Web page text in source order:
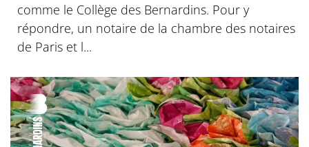
comme le Collège des Bernardins. Pour y
répondre, un notaire de la chambre des notaires
de Paris et l...